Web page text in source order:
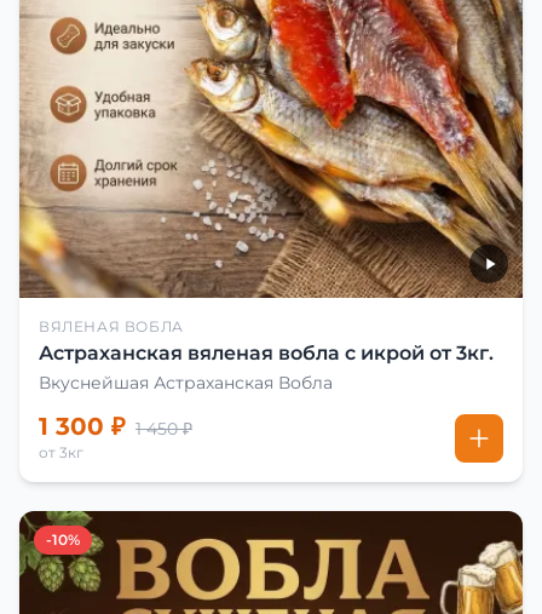
ВЯЛЕНАЯ ВОБЛА
Астраханская вяленая вобла с икрой от 3кг.
Вкуснейшая Астраханская Вобла
1 300 ₽ 1 450 ₽
от 3кг
-10%